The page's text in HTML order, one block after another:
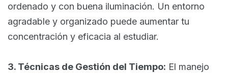
ordenado y con buena iluminación. Un entorno
agradable y organizado puede aumentar tu
concentración y eficacia al estudiar.
3. Técnicas de Gestión del Tiempo: El manejo